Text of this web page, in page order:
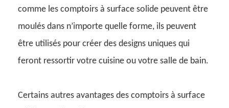
comme les comptoirs à surface solide peuvent être
moulés dans n’importe quelle forme, ils peuvent
être utilisés pour créer des designs uniques qui
feront ressortir votre cuisine ou votre salle de bain.
Certains autres avantages des comptoirs à surface